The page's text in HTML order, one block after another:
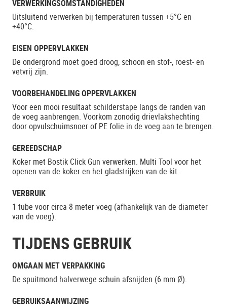
VERWERKINGSOMSTANDIGHEDEN
Uitsluitend verwerken bij temperaturen tussen +5°C en
+40°C.
EISEN OPPERVLAKKEN
De ondergrond moet goed droog, schoon en stof-, roest- en
vetvrij zijn.
VOORBEHANDELING OPPERVLAKKEN
Voor een mooi resultaat schilderstape langs de randen van
de voeg aanbrengen. Voorkom zonodig drievlakshechting
door opvulschuimsnoer of PE folie in de voeg aan te brengen.
GEREEDSCHAP
Koker met Bostik Click Gun verwerken. Multi Tool voor het
openen van de koker en het gladstrijken van de kit.
VERBRUIK
1 tube voor circa 8 meter voeg (afhankelijk van de diameter
van de voeg).
TIJDENS GEBRUIK
OMGAAN MET VERPAKKING
De spuitmond halverwege schuin afsnijden (6 mm Ø).
GEBRUIKSAANWIJZING